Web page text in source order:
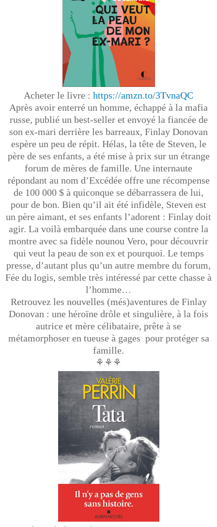
Acheter le livre : https://amzn.to/3TvnaQC
Après avoir enterré un homme, échappé à la mafia
russe, publié un best-seller et envoyé la fiancée de
son ex-mari derrière les barreaux, Finlay Donovan
espère un peu de répit. Hélas, la tête de Steven, le
père de ses enfants, a été mise à prix sur un étrange
forum de mères de famille. Une internaute
répondant au nom d’Excédée offre une récompense
de 100 000 $ à quiconque se débarrassera de lui,
pour de bon. Bien qu’il ait été infidèle, Steven est
un père aimant, et ses enfants l’adorent : Finlay doit
agir. La voilà embarquée dans une course contre la
montre avec sa fidèle nounou Vero, pour découvrir
qui veut la peau de son ex et pourquoi. Le temps
presse, d’autant plus qu’un autre membre du forum,
Fée du logis, semble très intéressé par cette chasse à
l’homme…
Retrouvez les nouvelles (més)aventures de Finlay
Donovan : une héroïne drôle et singulière, à la fois
autrice et mère célibataire, prête à se
métamorphoser en tueuse à gages pour protéger sa
famille.
⚘⚘⚘